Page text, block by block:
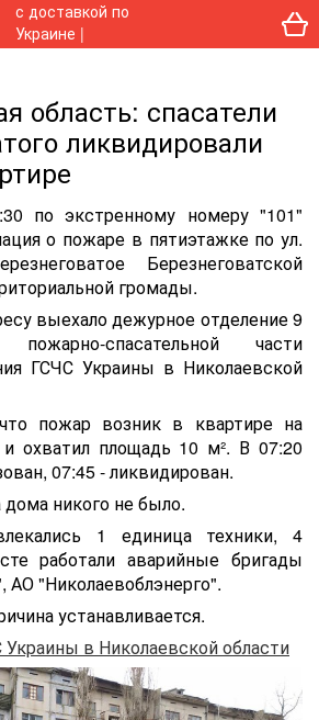
область: спасатели
ликвидировали
по экстренному номеру "101"
о пожаре в пятиэтажке по ул.
Березнеговатской
громады.
выехало дежурное отделение 9
пожарно-спасательной части
ГСЧС Украины в Николаевской
пожар возник в квартире на
охватил площадь 10 м². В 07:20
07:45 - ликвидирован.
никого не было.
1 единица техники, 4
работали аварийные бригады
АО "Николаевоблэнерго".
устанавливается.
в Николаевской области